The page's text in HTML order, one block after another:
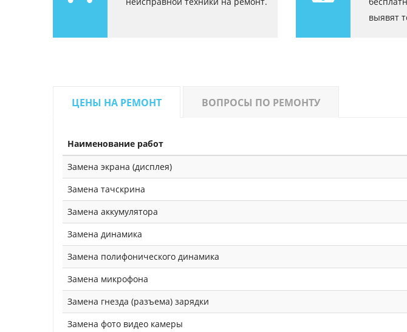
выявят
ЦЕНЫ НА РЕМОНТ ВОПРОСЫ ПО РЕМОНТУ
Наименование работ
Замена экрана (дисплея)
Замена тачскрина
Замена аккумулятора
Замена динамика
Замена полифонического динамика
Замена микрофона
Замена гнезда (разъема) зарядки
Замена фото видео камеры